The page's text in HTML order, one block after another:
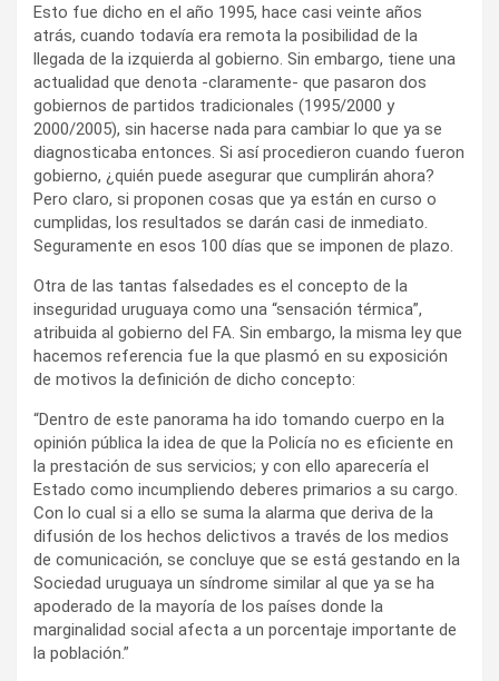
Esto fue dicho en el año 1995, hace casi veinte años
atrás, cuando todavía era remota la posibilidad de la
llegada de la izquierda al gobierno. Sin embargo, tiene una
actualidad que denota -claramente- que pasaron dos
gobiernos de partidos tradicionales (1995/2000 y
2000/2005), sin hacerse nada para cambiar lo que ya se
diagnosticaba entonces. Si así procedieron cuando fueron
gobierno, ¿quién puede asegurar que cumplirán ahora?
Pero claro, si proponen cosas que ya están en curso o
cumplidas, los resultados se darán casi de inmediato.
Seguramente en esos 100 días que se imponen de plazo.
Otra de las tantas falsedades es el concepto de la
inseguridad uruguaya como una “sensación térmica”,
atribuida al gobierno del FA. Sin embargo, la misma ley que
hacemos referencia fue la que plasmó en su exposición
de motivos la definición de dicho concepto:
“Dentro de este panorama ha ido tomando cuerpo en la
opinión pública la idea de que la Policía no es eficiente en
la prestación de sus servicios; y con ello aparecería el
Estado como incumpliendo deberes primarios a su cargo.
Con lo cual si a ello se suma la alarma que deriva de la
difusión de los hechos delictivos a través de los medios
de comunicación, se concluye que se está gestando en la
Sociedad uruguaya un síndrome similar al que ya se ha
apoderado de la mayoría de los países donde la
marginalidad social afecta a un porcentaje importante de
la población.”